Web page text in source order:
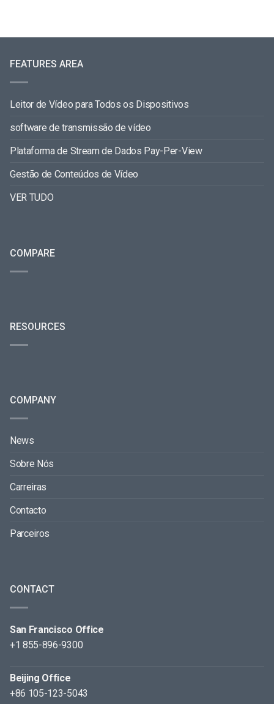
FEATURES AREA
Leitor de Vídeo para Todos os Dispositivos
software de transmissão de vídeo
Plataforma de Stream de Dados Pay-Per-View
Gestão de Conteúdos de Vídeo
VER TUDO
COMPARE
RESOURCES
COMPANY
News
Sobre Nós
Carreiras
Contacto
Parceiros
CONTACT
San Francisco Office
+1 855-896-9300
Beijing Office
+86 105-123-5043